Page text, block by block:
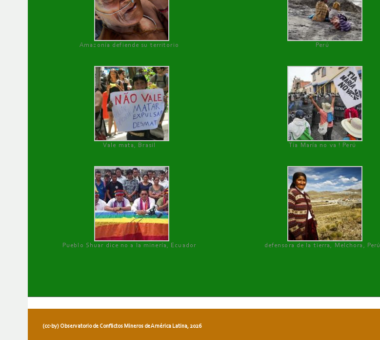
Amazonía defiende su territorio Perú
Vale mata, Brasil Tía María no va ! Perú
Pueblo Shuar dice no a la minería, Ecuador defensora de la tierra, Melchora, Perú
(cc-by) Observatorio de Conflictos Mineros de América Latina, 2026